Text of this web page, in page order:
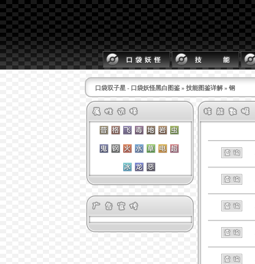
口袋双子星 - 口袋妖怪黑白图鉴 » 技能图鉴详解 » 钢